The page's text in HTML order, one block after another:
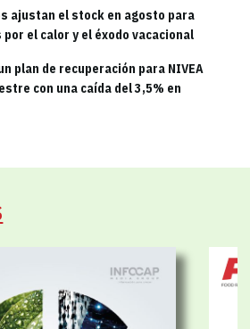
ajustan el stock en agosto para
el calor y el éxodo vacacional
plan de recuperación para NIVEA
con una caída del 3,5% en